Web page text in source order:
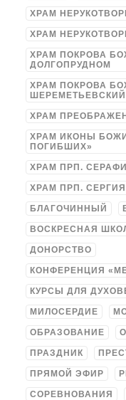
ХРАМ
ХРАМ
ХРАМ ПОКРОВА
ДОЛГОПРУДНОМ
ХРАМ ПОКРОВА
ШЕРЕМЕТЬЕВСКИЙ
ХРАМ
ХРАМ ИКОНЫ
ПОГИБШИХ»
ХРАМ ПРП.
ХРАМ ПРП.
БЛАГОЧИННЫЙ
ВОСКРЕСНАЯ
ДОНОРСТВО
КОНФЕРЕНЦИЯ
КУРСЫ ДЛЯ
МИЛОСЕРДИЕ
ОБРАЗОВАНИЕ
ПРАЗДНИК
ПРЯМОЙ ЭФИР
СОРЕВНОВАНИЯ